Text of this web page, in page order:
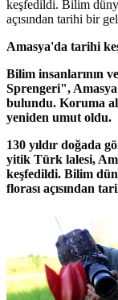
keşfedildi. Bilim
açısından tarihi bir
Amasya'da tarihi
Bilim insanlarının
Sprengeri",
bulundu. Koruma
yeniden umut oldu.
130 yıldır doğada
yitik Türk lalesi,
keşfedildi. Bilim
florası açısından